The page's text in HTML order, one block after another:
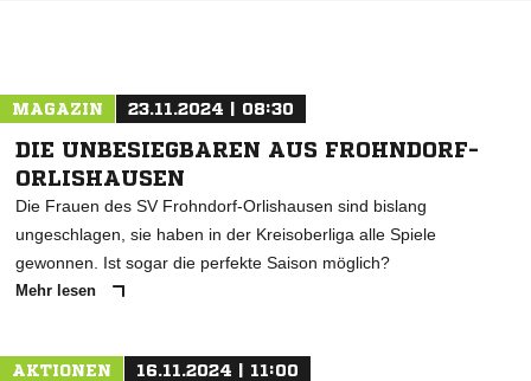
MAGAZIN 23.11.2024 | 08:30
DIE UNBESIEGBAREN AUS FROHNDORF-
ORLISHAUSEN
Die Frauen des SV Frohndorf-Orlishausen sind bislang
ungeschlagen, sie haben in der Kreisoberliga alle Spiele
gewonnen. Ist sogar die perfekte Saison möglich?
Mehr lesen
AKTIONEN 16.11.2024 | 11:00